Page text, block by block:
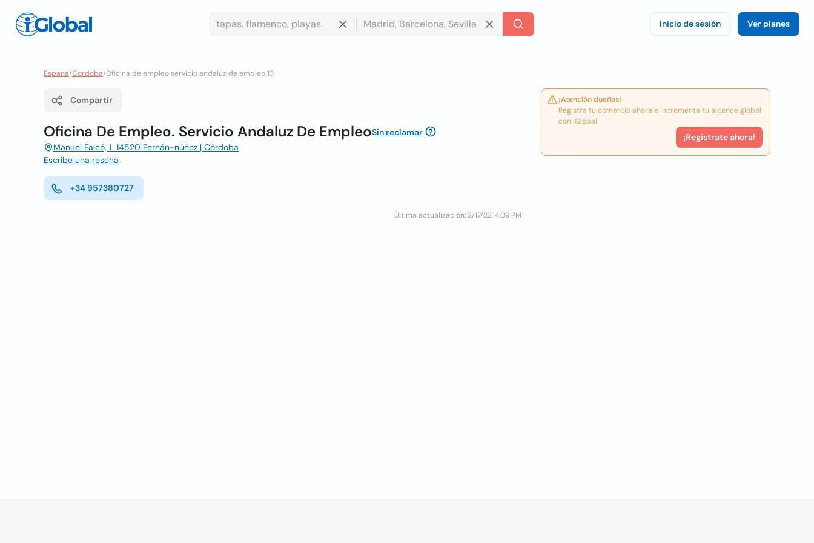
Inicio de sesión Ver planes
Espana/Cordoba/Oficina de empleo servicio andaluz de empleo 13
Compartir
Oficina De Empleo. Servicio Andaluz De EmpleoSin reclamar
Manuel Falcó, 1 14520 Fernán-núñez | Córdoba
Escribe una reseña
+34 957380727
Última actualización: 2/17/23, 4:09 PM
¡Atención dueños!
Registra tu comercio ahora e incrementa tu alcance global
con iGlobal.
¡Registrate ahora!